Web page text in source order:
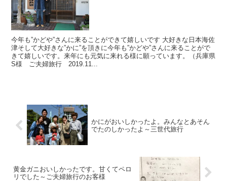
今年も”かどや”さんに来ることができて嬉しいです 大好きな日本海佐
津そして大好きな”かに”を頂きに今年も”かどや”さんに来ることがで
きて嬉しいです。来年にも元気に来れる様に願っています。（兵庫県
S様 ご夫婦旅行 2019.11...
かにがおいしかったよ。みんなとあそん
でたのしかったよ～三世代旅行
黄金ガニおいしかったです。甘くてペロ
リでした～ご夫婦旅行のお客様